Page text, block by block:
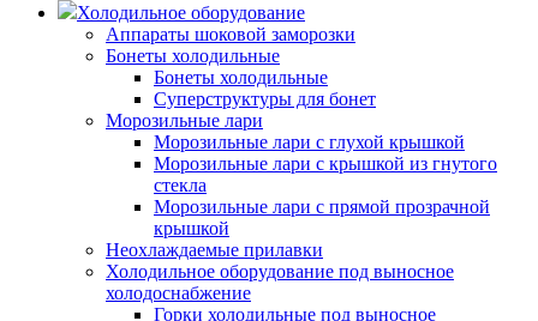
Холодильное оборудование
Аппараты шоковой заморозки
Бонеты холодильные
Бонеты холодильные
Суперструктуры для бонет
Морозильные лари
Морозильные лари с глухой крышкой
Морозильные лари с крышкой из гнутого
стекла
Морозильные лари с прямой прозрачной
крышкой
Неохлаждаемые прилавки
Холодильное оборудование под выносное
холодоснабжение
Горки холодильные под выносное